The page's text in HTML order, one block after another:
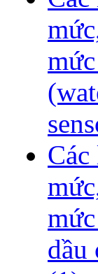
dầu